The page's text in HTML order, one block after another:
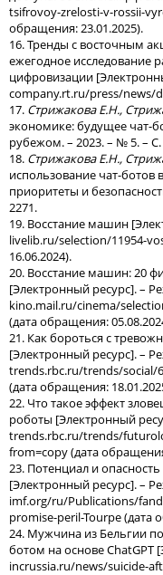
tsifrovoy-zrelosti-v-rossii-
обращения: 23.01.2025).
16. Тренды с восточным
ежегодное исследование
цифровизации
company.rt.ru/press/news/
17. Стрижакова Е.Н.,
экономике: будущее чат-
рубежом. – 2023. – № 5. – С.
18. Стрижакова Е.Н.,
использование чат-
приоритеты и
2271.
19. Восстание машин
livelib.ru/selection/11954-
16.06.2024).
20. Восстание машин: 20
[Электронный ресурс]. –
kino.mail.ru/cinema/
(дата обращения:
21. Как бороться с
[Электронный ресурс]. –
trends.rbc.ru/trends/social/
(дата обращения:
22. Что такое эффект
роботы [Электронный
trends.rbc.ru/trends/
from=copy (дата
23. Потенциал и
[Электронный ресурс]. –
imf.org/ru/Publications/
promise-peril-Tourpe (дата
24. Мужчина из Бельгии
ботом на основе ChatGPT
incrussia.ru/news/suicide-